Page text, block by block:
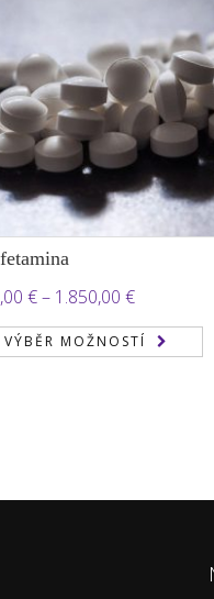
€– 1.850,00 €Rozpětí
cen:
150,00 €
VÝBĚR MOŽNOSTÍ